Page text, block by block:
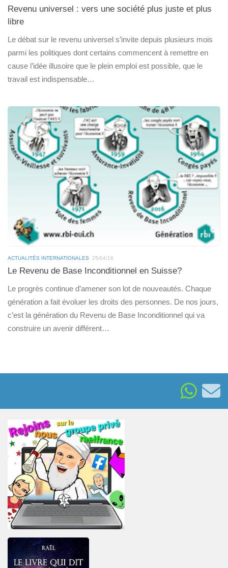
Revenu universel : vers une société plus juste et plus
libre
Le débat sur le revenu universel s’invite depuis plusieurs mois
parmi les politiques dont certains commencent à remettre en
cause l’idée illusoire que le plein emploi est possible, que le
travail est indispensable…
ACTUALITÉS INTERNATIONALES 25/04/16
Le Revenu de Base Inconditionnel en Suisse?
Le progrès continue d’amener son lot de nouveautés. Chaque
génération a fait évoluer les droits des personnes. De nos jours,
c’est la génération du Revenu de Base Inconditionnel qui va
construire un avenir différent…